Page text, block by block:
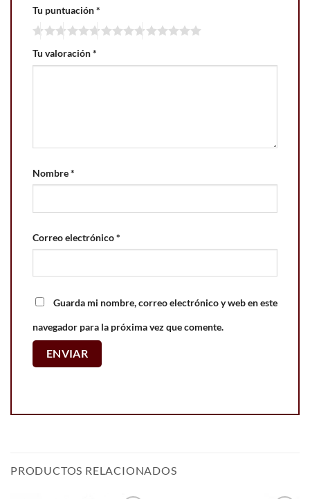
Tu puntuación*
Tu valoración*
Nombre*
Correo electrónico*
Guarda mi nombre, correo electrónico y web en este
navegador para la próxima vez que comente.
PRODUCTOS RELACIONADOS